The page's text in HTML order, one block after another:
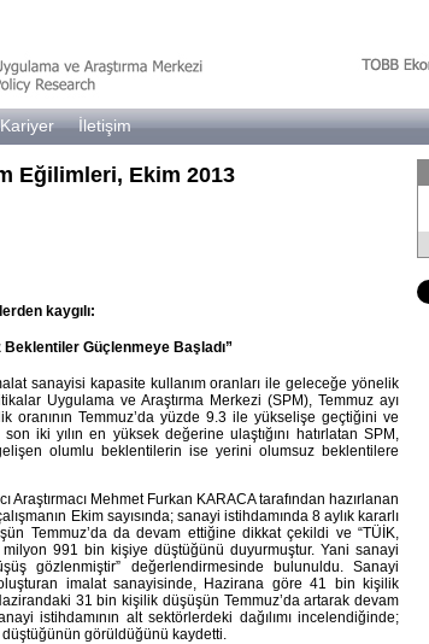
Kariyer İletişim
Eğilimleri, Ekim 2013
kaygılı:
Güçlenmeye Başladı”
sanayisi kapasite kullanım oranları ile geleceğe yönelik
Uygulama ve Araştırma Merkezi (SPM), Temmuz ayı
oranının Temmuz’da yüzde 9.3 ile yükselişe geçtiğini ve
iki yılın en yüksek değerine ulaştığını hatırlatan SPM,
olumlu beklentilerin ise yerini olumsuz beklentilere
Araştırmacı Mehmet Furkan KARACA tarafından hazırlanan
Ekim sayısında; sanayi istihdamında 8 aylık kararlı
Temmuz’da da devam ettiğine dikkat çekildi ve “TÜİK,
991 bin kişiye düştüğünü duyurmuştur. Yani sanayi
gözlenmiştir” değerlendirmesinde bulunuldu. Sanayi
imalat sanayisinde, Hazirana göre 41 bin kişilik
31 bin kişilik düşüşün Temmuz’da artarak devam
istihdamının alt sektörlerdeki dağılımı incelendiğinde;
görüldüğünü kaydetti.